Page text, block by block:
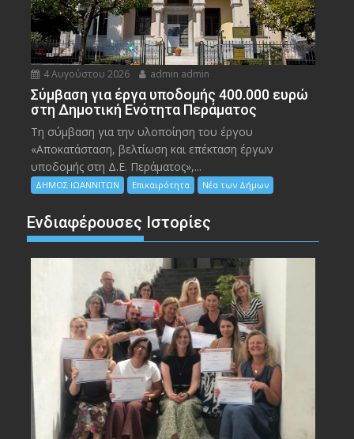
4 Αυγούστου 2026 admin admin
Σύμβαση για έργα υποδομής 400.000 ευρώ
στη Δημοτική Ενότητα Περάματος
Τη σύμβαση για την υλοποίηση του έργου
«Αποκατάσταση, βελτίωση και επέκταση έργων
υποδομής στη Δ.Ε. Περάματος»,...
ΔΗΜΟΣ ΙΩΑΝΝΙΤΩΝ Επικαιρότητα Νέα των Δήμων
Ενδιαφέρουσες Ιστορίες